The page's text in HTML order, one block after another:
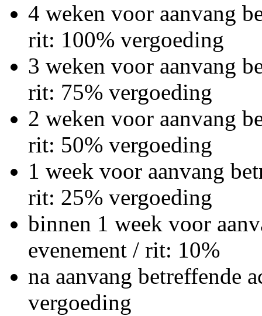
4 weken voor aanvang
rit: 100% vergoeding
3 weken voor aanvang
rit: 75% vergoeding
2 weken voor aanvang
rit: 50% vergoeding
1 week voor aanvang
rit: 25% vergoeding
binnen 1 week voor
evenement / rit: 10%
na aanvang betreffende
vergoeding